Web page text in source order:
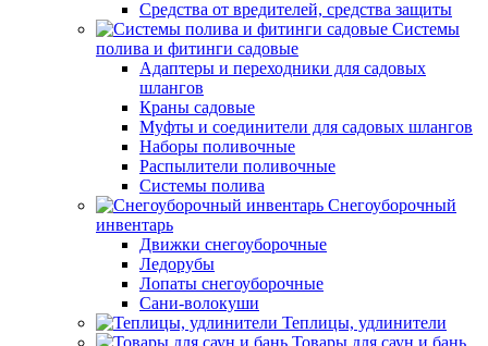
Средства от вредителей, средства защиты
Системы
полива и фитинги садовые
Адаптеры и переходники для садовых
шлангов
Краны садовые
Муфты и соединители для садовых шлангов
Наборы поливочные
Распылители поливочные
Системы полива
Снегоуборочный
инвентарь
Движки снегоуборочные
Ледорубы
Лопаты снегоуборочные
Сани-волокуши
Теплицы, удлинители
Товары для саун и бань